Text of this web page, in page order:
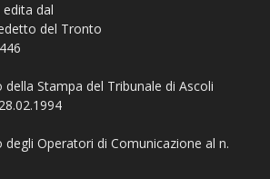
dal
del Tronto
della Stampa del Tribunale di Ascoli
degli Operatori di Comunicazione al n.